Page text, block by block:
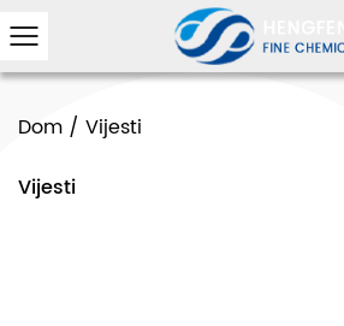
Dom / Vijesti
Vijesti